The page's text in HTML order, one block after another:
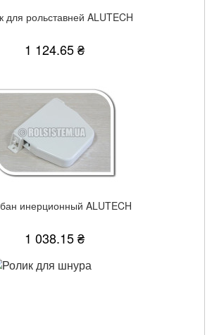
для рольставней ALUTECH
1 124.65 ₴
инерционный ALUTECH
1 038.15 ₴